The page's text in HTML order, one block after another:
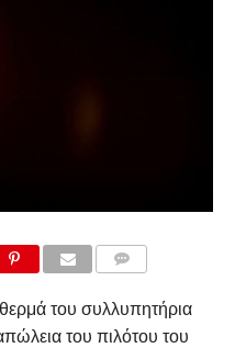
του συλλυπητήρια
του πιλότου του